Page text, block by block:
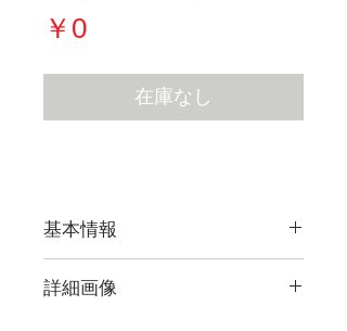
￥0価
格
在庫なし
基本情報
詳細画像